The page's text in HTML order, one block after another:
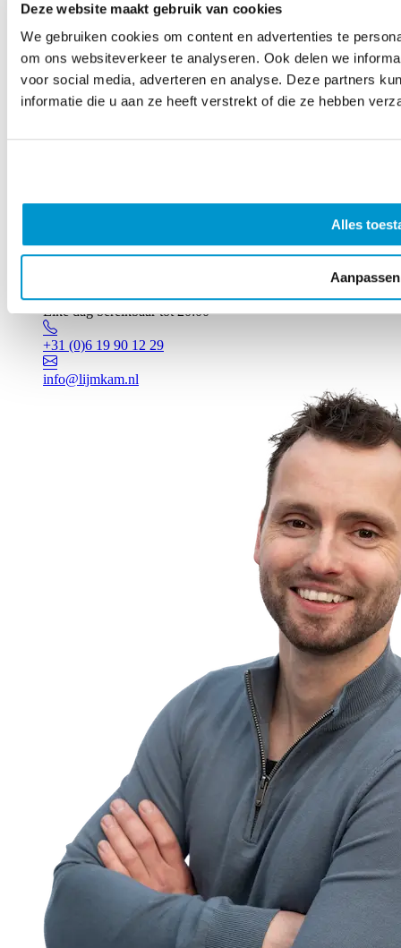
Deze website maakt gebruik van cookies
We gebruiken cookies om content en advertenties te
om ons websiteverkeer te analyseren. Ook delen we
voor social media, adverteren en analyse. Deze partners
informatie die u aan ze heeft verstrekt of die ze hebben
Alles
Aanpassen
Elke dag bereikbaar tot 20:00
+31 (0)6 19 90 12 29
info@lijmkam.nl